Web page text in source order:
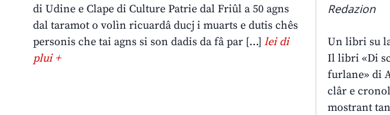
di Udine e Clape di Culture Patrie dal Friûl a 50 agns
dal taramot o volìn ricuardâ ducj i muarts e dutis chês
personis che tai agns si son dadis da fâ par […] lei di
plui +
Redazion
Un libri su
Il libri «Di
furlane» di
clâr e
mostrant